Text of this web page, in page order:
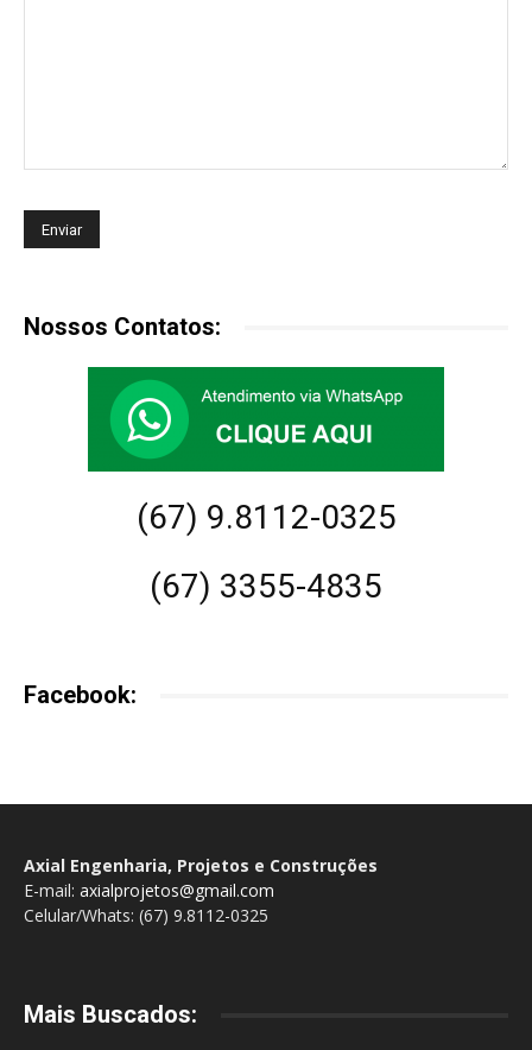
Nossos Contatos:
(67) 9.8112-0325
(67) 3355-4835
Facebook:
Axial Engenharia, Projetos e Construções
E-mail: axialprojetos@gmail.com
Celular/Whats: (67) 9.8112-0325
Mais Buscados: